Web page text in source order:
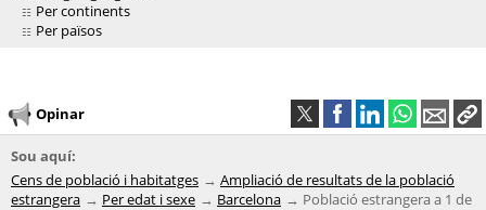
Per continents
Per països
Opinar
Sou aquí:
Cens de població i habitatges
Ampliació de resultats de la població
estrangera
Per edat i sexe Barcelona
Població estrangera a 1 de